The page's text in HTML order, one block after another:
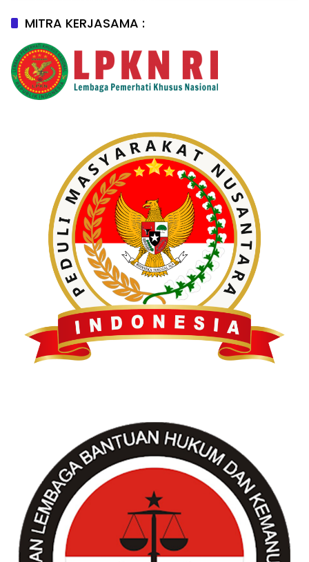
MITRA KERJASAMA :